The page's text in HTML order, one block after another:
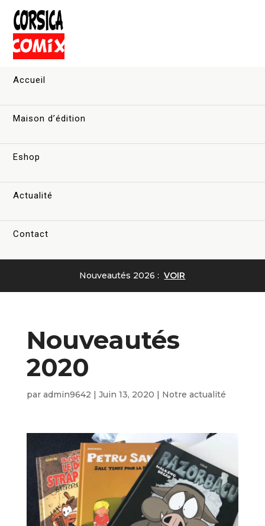
Accueil
Maison d’édition
Eshop
Actualité
Contact
Nouveautés 2026 :VOIR
Nouveautés
2020
par admin9642 | Juin 13, 2020 | Notre actualité